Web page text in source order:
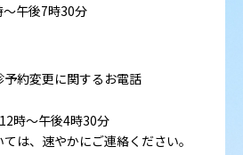
午後7時30分
約変更に関するお電話
時～午後4時30分
は、速やかにご連絡ください。